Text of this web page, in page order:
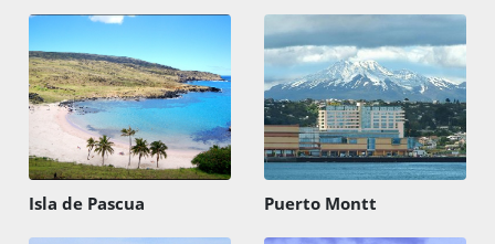
Isla de Pascua Puerto Montt